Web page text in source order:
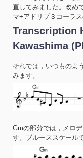
直してみました。改め
マ+アドリブ３コーラス
Transcription
Kawashima
それでは，いつものよ
みます。
Gmの部分では，メロ
す。ブルーススケール